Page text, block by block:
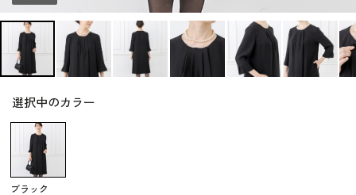
選択中のカラー
ブラック